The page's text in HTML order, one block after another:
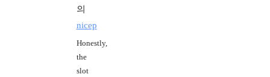
의
nicep
Honestly,
the
slot